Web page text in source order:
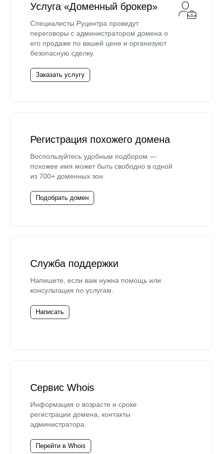
Услуга «Доменный брокер»
Специалисты Руцентра проведут
переговоры с администратором домена о
его продаже по вашей цене и организуют
безопасную сделку.
Заказать услугу
Регистрация похожего домена
Воспользуйтесь удобным подбором —
похожее имя может быть свободно в одной
из 700+ доменных зон.
Подобрать домен
Служба поддержки
Напишите, если вам нужна помощь или
консультация по услугам.
Написать
Сервис Whois
Информация о возрасте и сроке
регистрации домена, контакты
администратора.
Перейти в Whois